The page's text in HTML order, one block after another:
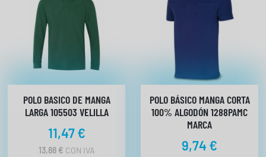
POLO BASICO DE MANGA
LARGA 105503 VELILLA
11,47€
13,88 € CON IVA
POLO BÁSICO MANGA CORTA
100% ALGODÓN 1288PAMC
MARCA
9,74 €